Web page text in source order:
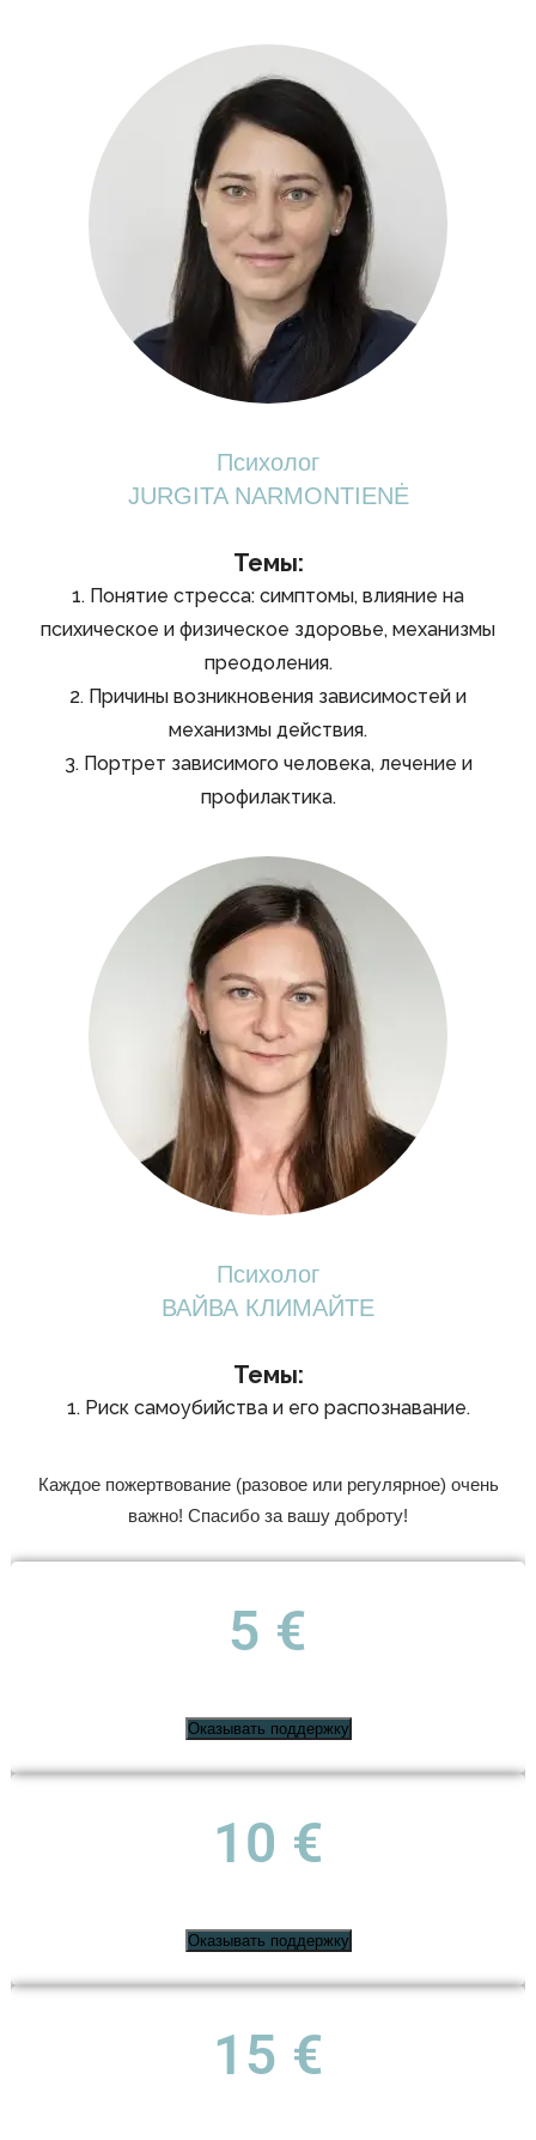
Психолог
JURGITA NARMONTIENĖ
Темы:
1. Понятие стресса: симптомы, влияние на
психическое и физическое здоровье, механизмы
преодоления.
2. Причины возникновения зависимостей и
механизмы действия.
3. Портрет зависимого человека, лечение и
профилактика.
Психолог
ВАЙВА КЛИМАЙТЕ
Темы:
1. Риск самоубийства и его распознавание.
Каждое пожертвование (разовое или регулярное) очень
важно! Спасибо за вашу доброту!
5 €
Оказывать поддержку
10 €
Оказывать поддержку
15 €